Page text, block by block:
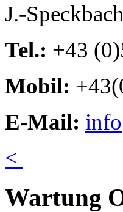
J.-
Tel.: +43
Mobil:
E-Mail:
<
Wartung